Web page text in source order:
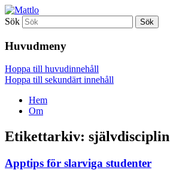
Mattlo
Sök
Huvudmeny
Hoppa till huvudinnehåll
Hoppa till sekundärt innehåll
Hem
Om
Etikettarkiv: självdisciplin
Apptips för slarviga studenter